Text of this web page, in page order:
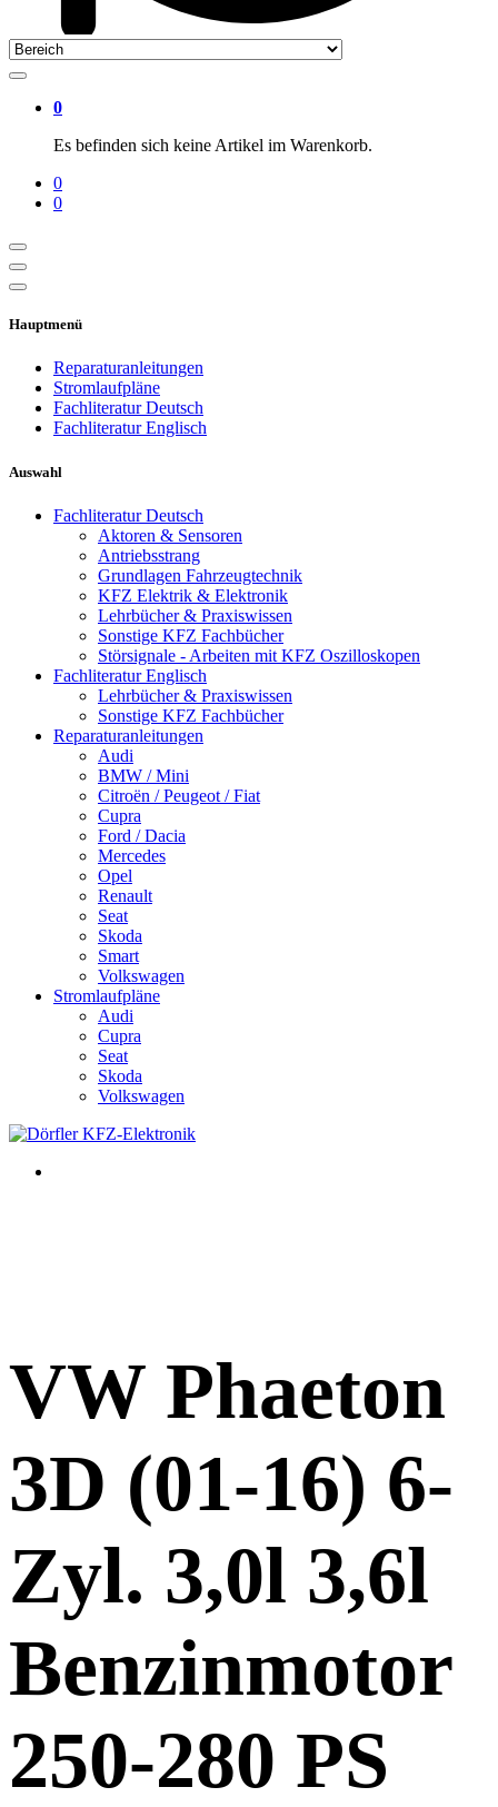
0
Es befinden sich keine Artikel im Warenkorb.
0
0
Hauptmenü
Reparaturanleitungen
Stromlaufpläne
Fachliteratur Deutsch
Fachliteratur Englisch
Auswahl
Fachliteratur Deutsch
Aktoren & Sensoren
Antriebsstrang
Grundlagen Fahrzeugtechnik
KFZ Elektrik & Elektronik
Lehrbücher & Praxiswissen
Sonstige KFZ Fachbücher
Störsignale - Arbeiten mit KFZ Oszilloskopen
Fachliteratur Englisch
Lehrbücher & Praxiswissen
Sonstige KFZ Fachbücher
Reparaturanleitungen
Audi
BMW / Mini
Citroën / Peugeot / Fiat
Cupra
Ford / Dacia
Mercedes
Opel
Renault
Seat
Skoda
Smart
Volkswagen
Stromlaufpläne
Audi
Cupra
Seat
Skoda
Volkswagen
VW Phaeton
3D (01-16) 6-
Zyl. 3,0l 3,6l
Benzinmotor
250-280 PS